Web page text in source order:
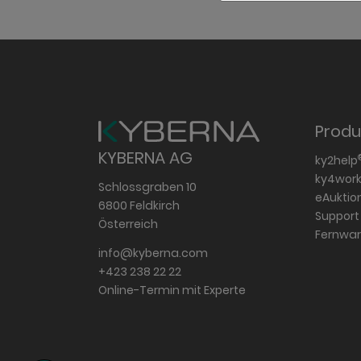
KYBERNA AG
Schlossgraben 10
6800 Feldkirch
Österreich
info@kyberna.com
+423 238 22 22
Online-Termin mit Experte
ky2help
Support